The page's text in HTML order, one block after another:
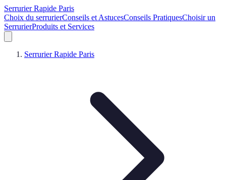
Serrurier Rapide Paris
Choix du serrurierConseils et AstucesConseils PratiquesChoisir un
SerrurierProduits et Services
Serrurier Rapide Paris